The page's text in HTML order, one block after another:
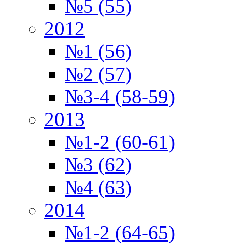
№5 (55)
2012
№1 (56)
№2 (57)
№3-4 (58-59)
2013
№1-2 (60-61)
№3 (62)
№4 (63)
2014
№1-2 (64-65)